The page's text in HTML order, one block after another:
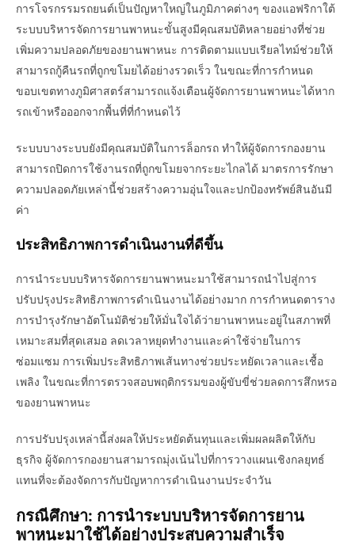
การโจรกรรมรถยนต์เป็นปัญหาใหญ่ในภูมิภาคต่างๆ ของแอฟริกาใต้
ระบบบริหารจัดการยานพาหนะขั้นสูงมีคุณสมบัติหลายอย่างที่ช่วย
เพิ่มความปลอดภัยของยานพาหนะ การติดตามแบบเรียลไทม์ช่วยให้
สามารถกู้คืนรถที่ถูกขโมยได้อย่างรวดเร็ว ในขณะที่การกำหนด
ขอบเขตทางภูมิศาสตร์สามารถแจ้งเตือนผู้จัดการยานพาหนะได้หาก
รถเข้าหรือออกจากพื้นที่ที่กำหนดไว้
ระบบบางระบบยังมีคุณสมบัติในการล็อกรถ ทำให้ผู้จัดการกองยาน
สามารถปิดการใช้งานรถที่ถูกขโมยจากระยะไกลได้ มาตรการรักษา
ความปลอดภัยเหล่านี้ช่วยสร้างความอุ่นใจและปกป้องทรัพย์สินอันมี
ค่า
ประสิทธิภาพการดำเนินงานที่ดีขึ้น
การนำระบบบริหารจัดการยานพาหนะมาใช้สามารถนำไปสู่การ
ปรับปรุงประสิทธิภาพการดำเนินงานได้อย่างมาก การกำหนดตาราง
การบำรุงรักษาอัตโนมัติช่วยให้มั่นใจได้ว่ายานพาหนะอยู่ในสภาพที่
เหมาะสมที่สุดเสมอ ลดเวลาหยุดทำงานและค่าใช้จ่ายในการ
ซ่อมแซม การเพิ่มประสิทธิภาพเส้นทางช่วยประหยัดเวลาและเชื้อ
เพลิง ในขณะที่การตรวจสอบพฤติกรรมของผู้ขับขี่ช่วยลดการสึกหรอ
ของยานพาหนะ
การปรับปรุงเหล่านี้ส่งผลให้ประหยัดต้นทุนและเพิ่มผลผลิตให้กับ
ธุรกิจ ผู้จัดการกองยานสามารถมุ่งเน้นไปที่การวางแผนเชิงกลยุทธ์
แทนที่จะต้องจัดการกับปัญหาการดำเนินงานประจำวัน
กรณีศึกษา: การนำระบบบริหารจัดการยาน
พาหนะมาใช้ได้อย่างประสบความสำเร็จ